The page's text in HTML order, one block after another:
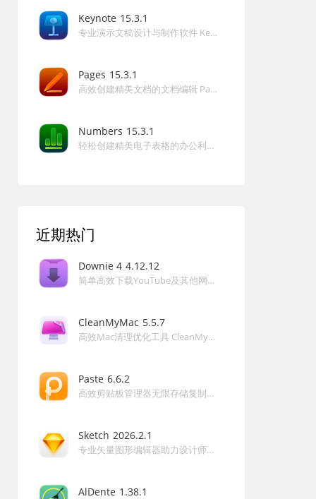
答：软件兼容macOS 12.0及更高版本，并完美支持Apple
Silicon和Intel芯片Mac电脑。
答：选中需要朗读的内容，点击导出按钮即可生成标准AIFF
音频文件，直接保存到本地。
答：是的，软件自动调用macOS内置中文语音，支持多种
语速和口音选择。
Keynote 15.3.1
专业演示文稿设计与制作软件 Keynote for Mac
Pages 15.3.1
高效创建精美文档的文档编辑 Pages for Mac
Numbers 15.3.1
轻松创建精美电子表格的办公利器 Numbers for Mac
近期热门
Downie 4 4.12.12
简单高效下载YouTube及其他网站高清视频的利器 Downie 4 for Mac
CleanMyMac 5.5.7
高效Mac清理优化工具 CleanMyMac 5 for Mac
Paste 6.6.2
高效剪贴板管理器无限存储复制历史智能搜索提升生产力的强大工具 Paste for Mac
Sketch 2026.2.1
专业矢量图形编辑器助力设计师高效创建UI原型和界面 Sketch for Mac
AlDente 1.38.1